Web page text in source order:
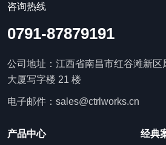
咨询热线
0791-87879191
公司地址：江西省南昌市红谷滩新
大厦写字楼 21 楼
电子邮件：sales@ctrlworks.cn
产品中心 经典